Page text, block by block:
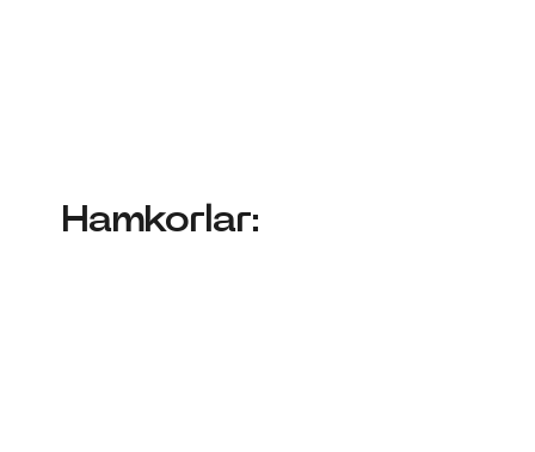
Hamkorlar: